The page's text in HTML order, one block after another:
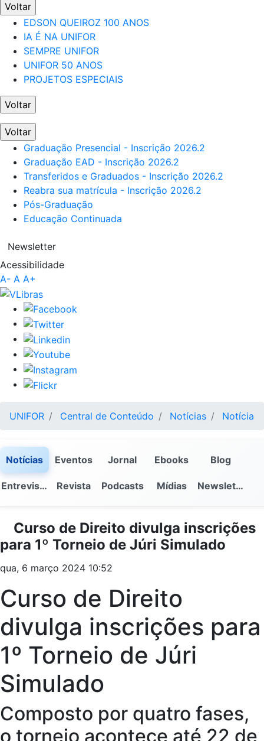
Voltar
EDSON QUEIROZ 100 ANOS
IA É NA UNIFOR
SEMPRE UNIFOR
UNIFOR 50 ANOS
PROJETOS ESPECIAIS
Voltar
Voltar
Graduação Presencial - Inscrição 2026.2
Graduação EAD - Inscrição 2026.2
Transferidos e Graduados - Inscrição 2026.2
Reabra sua matrícula - Inscrição 2026.2
Pós-Graduação
Educação Continuada
Newsletter
Acessibilidade
A- A A+
UNIFOR Central de Conteúdo Notícias Notícia
Notícias Eventos Jornal Ebooks Blog
Entrevistas Revista Podcasts Mídias Newsletter
Curso de Direito divulga inscrições
para 1º Torneio de Júri Simulado
qua, 6 março 2024 10:52
Curso de Direito
divulga inscrições para
1º Torneio de Júri
Simulado
Composto por quatro fases,
o torneio acontece até 22 de